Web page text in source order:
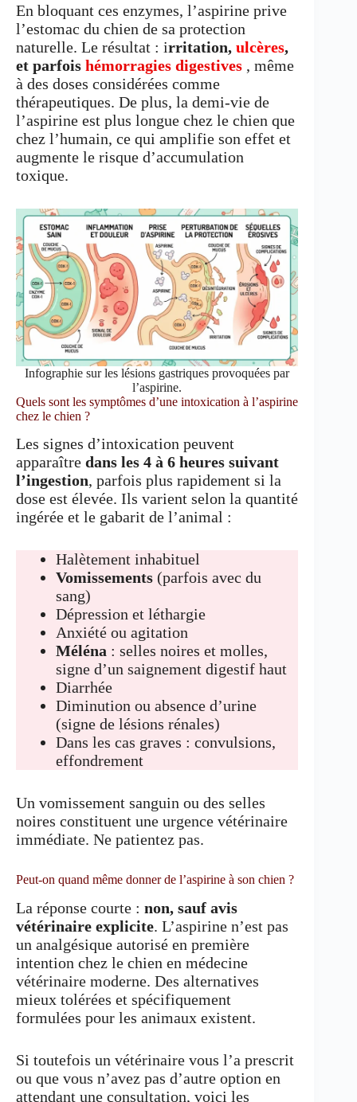
En bloquant ces enzymes, l’aspirine prive
l’estomac du chien de sa protection
naturelle. Le résultat : irritation, ulcères,
et parfois hémorragies digestives , même
à des doses considérées comme
thérapeutiques. De plus, la demi-vie de
l’aspirine est plus longue chez le chien que
chez l’humain, ce qui amplifie son effet et
augmente le risque d’accumulation
toxique.
Infographie sur les lésions gastriques provoquées par
l’aspirine.
Quels sont les symptômes d’une intoxication à l’aspirine
chez le chien ?
Les signes d’intoxication peuvent
apparaître dans les 4 à 6 heures suivant
l’ingestion, parfois plus rapidement si la
dose est élevée. Ils varient selon la quantité
ingérée et le gabarit de l’animal :
Halètement inhabituel
Vomissements (parfois avec du
sang)
Dépression et léthargie
Anxiété ou agitation
Méléna : selles noires et molles,
signe d’un saignement digestif haut
Diarrhée
Diminution ou absence d’urine
(signe de lésions rénales)
Dans les cas graves : convulsions,
effondrement
Un vomissement sanguin ou des selles
noires constituent une urgence vétérinaire
immédiate. Ne patientez pas.
Peut-on quand même donner de l’aspirine à son chien ?
La réponse courte : non, sauf avis
vétérinaire explicite. L’aspirine n’est pas
un analgésique autorisé en première
intention chez le chien en médecine
vétérinaire moderne. Des alternatives
mieux tolérées et spécifiquement
formulées pour les animaux existent.
Si toutefois un vétérinaire vous l’a prescrit
ou que vous n’avez pas d’autre option en
attendant une consultation, voici les